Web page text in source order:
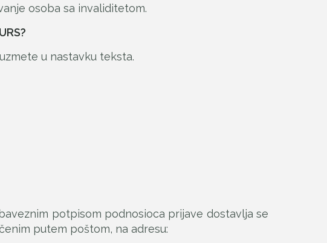
osoba sa invaliditetom.
u nastavku teksta.
potpisom podnosioca prijave dostavlja se
putem poštom, na adresu: